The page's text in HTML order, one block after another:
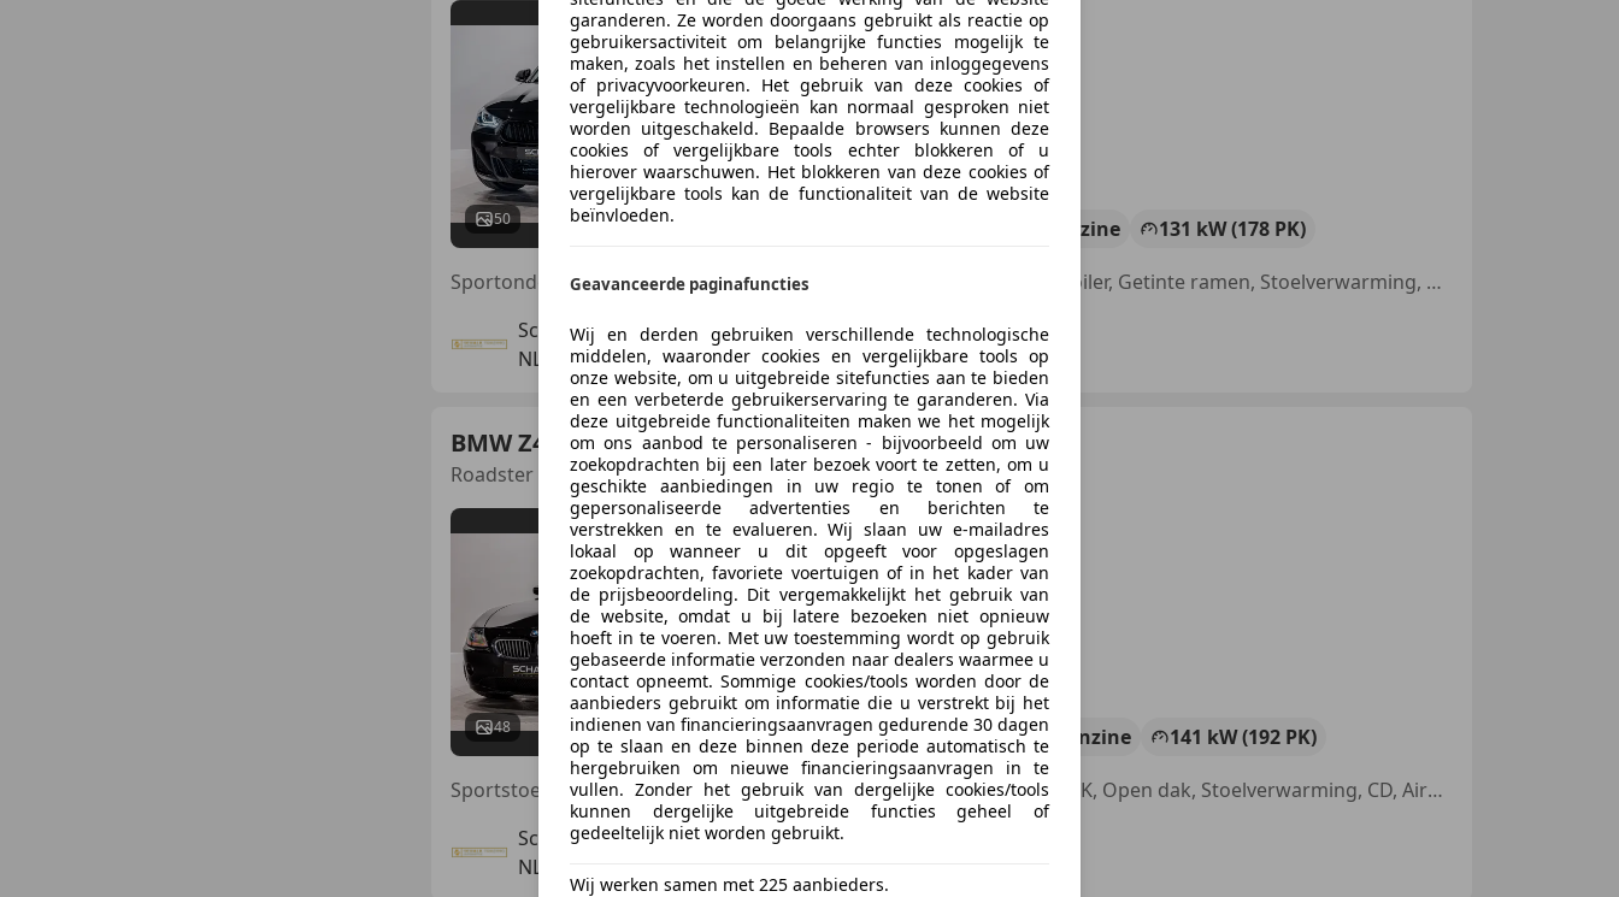
50
€ 29.950
Benzine
131 kW (178 PK)
Sportonderstel, Parkeerhulp voor, Sportstoelen, Head-up display, Spoiler, Getinte ramen, Stoelverwarming, Alarm
Schalk Trading Automotive B.V.
NL-4879 AK ETTEN-LEUR
BMW Z4
Roadster 2.5i S|NAP|Stoelverwarming|NetteAuto|Onde
48
€ 12.950
05/2003 134.300 km Benzine
141 kW (192 PK)
Sportstoelen, Navigatiesysteem, Met onderhoudshistorie, Nieuwe APK, Open dak, Stoelverwarming, CD, Airbag bestuurder
Schalk Trading Automotive B.V.
NL-4879 AK ETTEN-LEUR
garanderen. Ze worden doorgaans gebruikt als reactie op
gebruikersactiviteit om belangrijke functies mogelijk te
maken, zoals het instellen en beheren van inloggegevens
of privacyvoorkeuren. Het gebruik van deze cookies of
vergelijkbare technologieën kan normaal gesproken niet
worden uitgeschakeld. Bepaalde browsers kunnen deze
cookies of vergelijkbare tools echter blokkeren of u
hierover waarschuwen. Het blokkeren van deze cookies of
vergelijkbare tools kan de functionaliteit van de website
beïnvloeden.
Geavanceerde paginafuncties
Wij en derden gebruiken verschillende technologische
middelen, waaronder cookies en vergelijkbare tools op
onze website, om u uitgebreide sitefuncties aan te bieden
en een verbeterde gebruikerservaring te garanderen. Via
deze uitgebreide functionaliteiten maken we het mogelijk
om ons aanbod te personaliseren - bijvoorbeeld om uw
zoekopdrachten bij een later bezoek voort te zetten, om u
geschikte aanbiedingen in uw regio te tonen of om
gepersonaliseerde advertenties en berichten te
verstrekken en te evalueren. Wij slaan uw e-mailadres
lokaal op wanneer u dit opgeeft voor opgeslagen
zoekopdrachten, favoriete voertuigen of in het kader van
de prijsbeoordeling. Dit vergemakkelijkt het gebruik van
de website, omdat u bij latere bezoeken niet opnieuw
hoeft in te voeren. Met uw toestemming wordt op gebruik
gebaseerde informatie verzonden naar dealers waarmee u
contact opneemt. Sommige cookies/tools worden door de
aanbieders gebruikt om informatie die u verstrekt bij het
indienen van financieringsaanvragen gedurende 30 dagen
op te slaan en deze binnen deze periode automatisch te
hergebruiken om nieuwe financieringsaanvragen in te
vullen. Zonder het gebruik van dergelijke cookies/tools
kunnen dergelijke uitgebreide functies geheel of
gedeeltelijk niet worden gebruikt.
Wij werken samen met 225 aanbieders.